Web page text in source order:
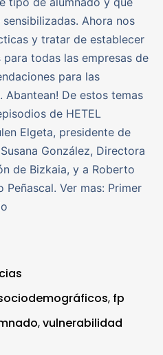
Ahora nos
y tratar de establecer
todas las empresas de
para las
De estos temas
de HETEL
Elgeta, presidente de
González, Directora
de Bizkaia, y a Roberto
Ver mas: Primer
, fp
,vulnerabilidad